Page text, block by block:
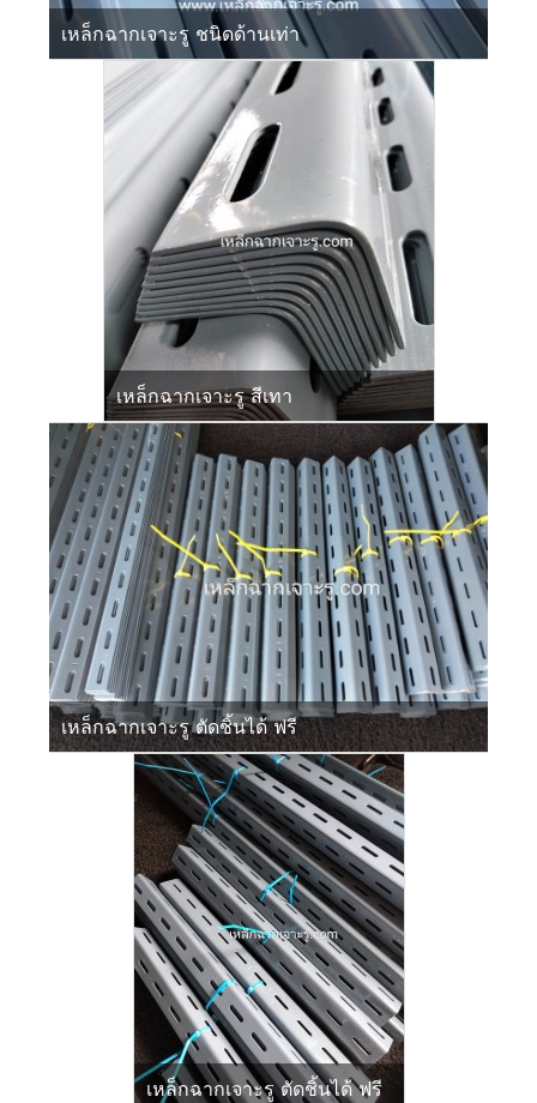
เหล็กฉากเจาะรู ชนิดด้านเท่า
เหล็กฉากเจาะรู สีเทา
เหล็กฉากเจาะรู ตัดชิ้นได้ ฟรี
เหล็กฉากเจาะรู ตัดชิ้นได้ ฟรี